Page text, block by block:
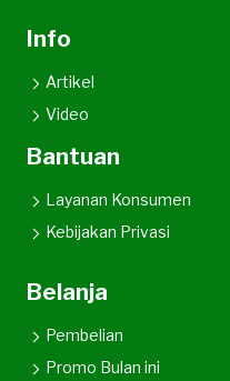
Info
Artikel
Video
Bantuan
Layanan Konsumen
Kebijakan Privasi
Belanja
Pembelian
Promo Bulan ini